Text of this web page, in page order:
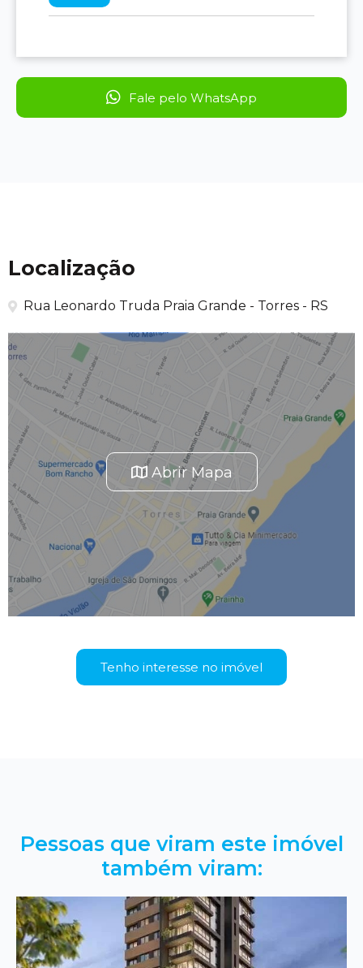
Fale pelo WhatsApp
Localização
Rua Leonardo Truda Praia Grande - Torres - RS
Abrir Mapa
Tenho interesse no imóvel
Pessoas que viram este imóvel
também viram: